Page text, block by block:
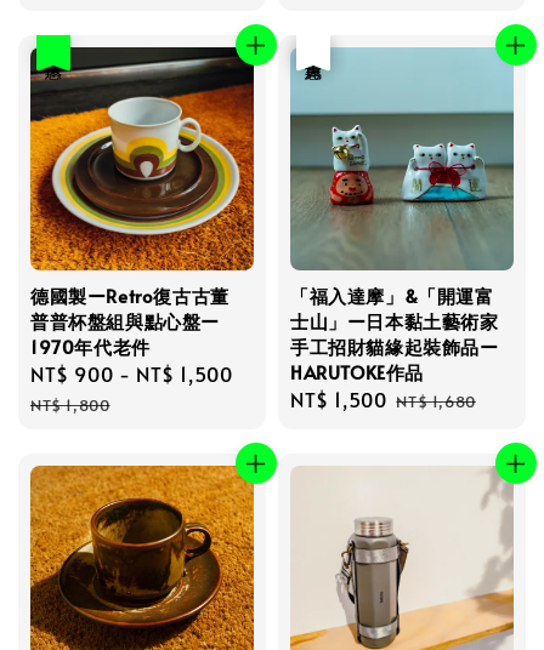
德國製ーRetro復古古董
普普杯盤組與點心盤ー
1970年代老件
Sale
price
NT$ 900 - NT$ 1,500
Regular
NT$ 1,800
「福入達摩」&「開運富
士山」ー日本黏土藝術家
手工招財貓緣起裝飾品ー
HARUTOKE作品
Sale
NT$ 1,500 Regular
NT$ 1,680